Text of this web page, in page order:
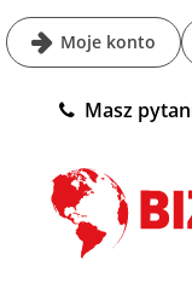
Moje konto
Masz